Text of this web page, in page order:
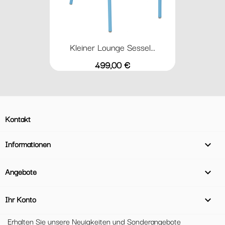
Kleiner Lounge Sessel...
Preis
499,00 €
Kontakt
Informationen 
Angebote 
Ihr Konto

Erhalten Sie unsere Neuigkeiten und Sonderangebote